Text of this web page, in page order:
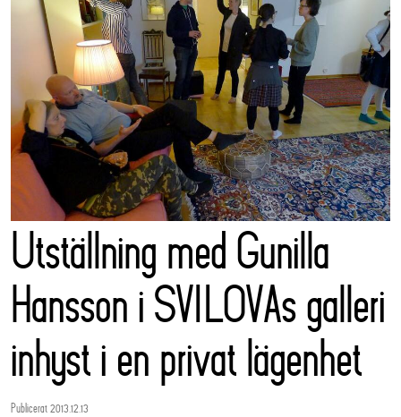
Utställning med Gunilla
Hansson i SVILOVAs galleri
inhyst i en privat lägenhet
Publicerat 2013.12.13